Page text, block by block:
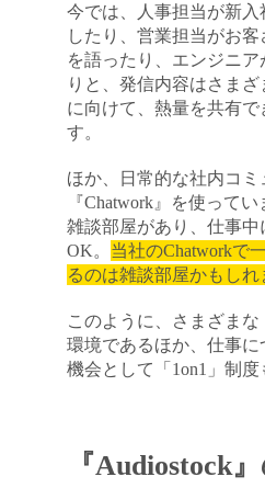
今では、人事担当が新
したり、営業担当がお
を語ったり、エンジニ
りと、発信内容はさま
に向けて、熱量を共有で
す。
ほか、日常的な社内コ
『Chatwork』を使って
雑談部屋があり、仕事
OK。 当社のChatworkで
るのは雑談部屋かもしれ
このように、さまざま
環境であるほか、仕事
機会として「1on1」制度
『Audiostock